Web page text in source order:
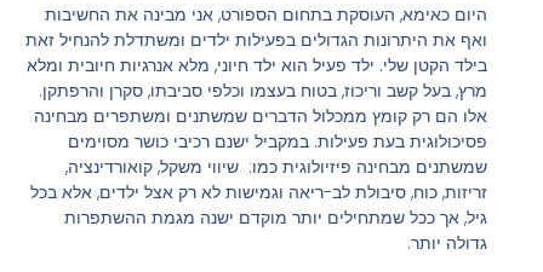
היום כאימא, העוסקת בתחום הספורט, אני מבינה את החשיבות
ואף את היתרונות הגדולים בפעילות ילדים ומשתדלת להנחיל זאת
בילד הקטן שלי. ילד פעיל הוא ילד חיוני, מלא אנרגיות חיובית ומלא
מרץ, בעל קשב וריכוז, בטוח בעצמו וכלפי סביבתו, סקרן והרפתקן.
אלו הם רק קומץ ממכלול הדברים שמשתנים ומשתפרים מבחינה
פסיכולוגית בעת פעילות. במקביל ישנם רכיבי כושר מסוימים
שמשתנים מבחינה פיזיולוגית כמו: שיווי משקל, קואורדינציה,
זריזות, כוח, סיבולת לב-ריאה וגמישות לא רק אצל ילדים, אלא בכל
גיל, אך ככל שמתחילים יותר מוקדם ישנה מגמת ההשתפרות
גדולה יותר.